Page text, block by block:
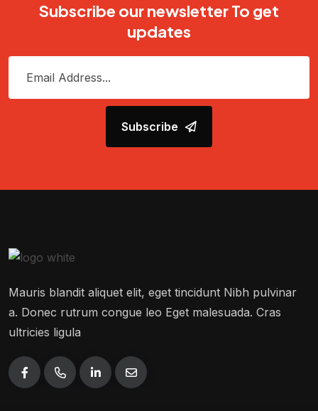
Subscribe our newsletter To get
updates
Subscribe
Mauris blandit aliquet elit, eget tincidunt Nibh pulvinar
a. Donec rutrum congue leo Eget malesuada. Cras
ultricies ligula